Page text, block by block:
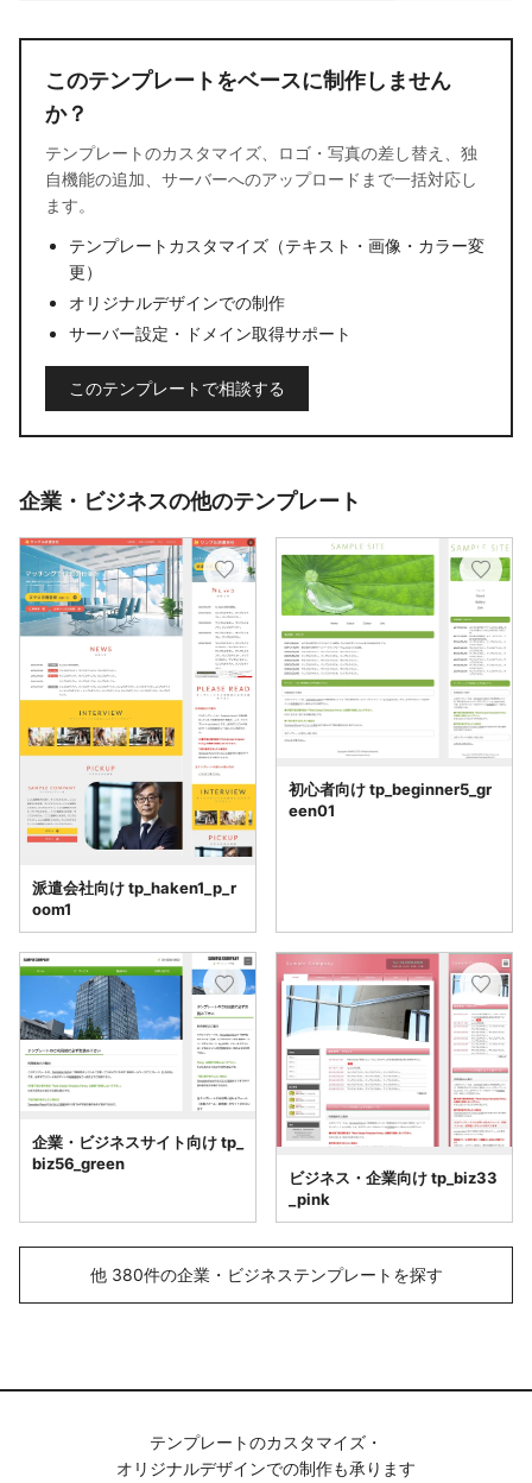
このテンプレートをベースに制作しません
か？
テンプレートのカスタマイズ、ロゴ・写真の差し替え、独
自機能の追加、サーバーへのアップロードまで一括対応し
ます。
テンプレートカスタマイズ（テキスト・画像・カラー変
更）
オリジナルデザインでの制作
サーバー設定・ドメイン取得サポート
このテンプレートで相談する
企業・ビジネスの他のテンプレート
派遣会社向け tp_haken1_p_r
oom1
初心者向け tp_beginner5_gr
een01
企業・ビジネスサイト向け tp_
biz56_green
ビジネス・企業向け tp_biz33
_pink
他 380件の企業・ビジネステンプレートを探す
テンプレートのカスタマイズ・
オリジナルデザインでの制作も承ります